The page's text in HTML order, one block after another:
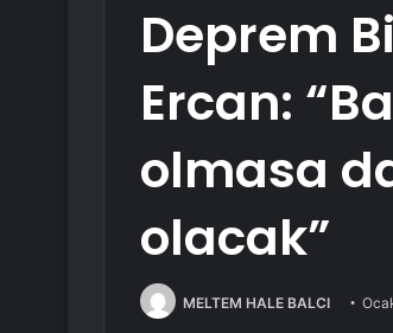
Deprem
Ercan:
olmasa
olacak”
MELTEM HALE BALCI